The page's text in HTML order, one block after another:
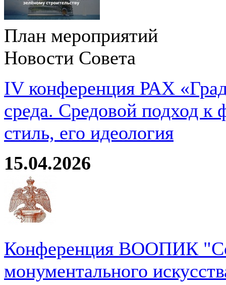
План мероприятий
Новости Совета
IV конференция РАХ
среда. Средовой подход
стиль, его идеология
15.04.2026
Конференция ВООПИК
монументального